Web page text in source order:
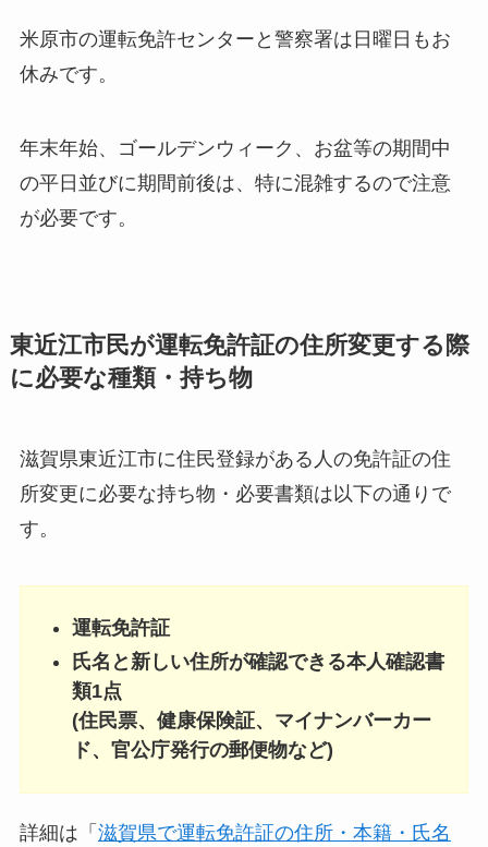
米原市の運転免許センターと警察署は日曜日もお
休みです。
年末年始、ゴールデンウィーク、お盆等の期間中
の平日並びに期間前後は、特に混雑するので注意
が必要です。
東近江市民が運転免許証の住所変更する際
に必要な種類・持ち物
滋賀県東近江市に住民登録がある人の免許証の住
所変更に必要な持ち物・必要書類は以下の通りで
す。
運転免許証
氏名と新しい住所が確認できる本人確認書
類1点
(住民票、健康保険証、マイナンバーカー
ド、官公庁発行の郵便物など)
詳細は「 滋賀県で運転免許証の住所・本籍・氏名